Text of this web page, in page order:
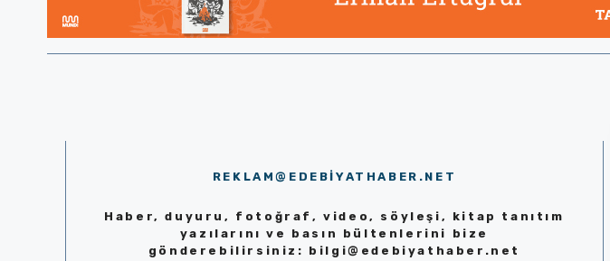
REKLAM@EDEBIYATHABER.NET
Haber, duyuru, fotoğraf, video, söyleşi, kitap tanıtım
yazılarını ve basın bültenlerini bize
gönderebilirsiniz: bilgi@edebiyathaber.net